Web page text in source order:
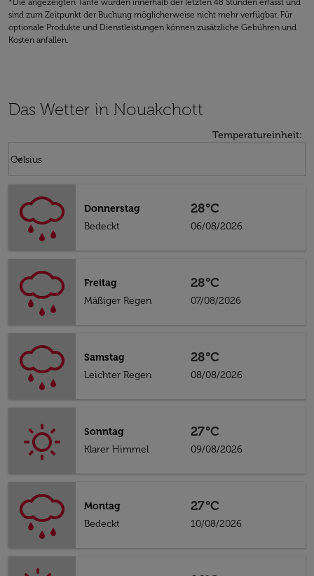
*Die angezeigten Tarife wurden innerhalb der letzten 48 Stunden erfasst und
sind zum Zeitpunkt der Buchung möglicherweise nicht mehr verfügbar. Für
optionale Produkte und Dienstleistungen können zusätzliche Gebühren und
Kosten anfallen.
Das Wetter in Nouakchott
Temperatureinheit:
Celsius
keyboard_arrow_down
Donnerstag
Bedeckt
28°C
06/08/2026
Freitag
Mäßiger Regen
28°C
07/08/2026
Samstag
Leichter Regen
28°C
08/08/2026
Sonntag
Klarer Himmel
27°C
09/08/2026
Montag
Bedeckt
27°C
10/08/2026